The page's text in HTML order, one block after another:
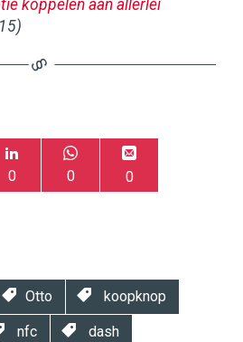
koppelen aan allerlei
0 0 0
Otto koopknop
nfc dash